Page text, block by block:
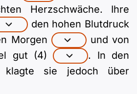
Herzschwäche. Ihre
den hohen Blutdruck
Morgen
und von
gut (4)
. In den
klagte sie jedoch über